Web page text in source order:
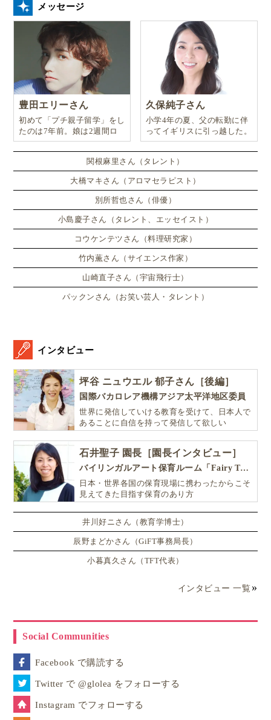
メッセージ
豊田エリーさん
初めて「プチ親子留学」をし
たのは7年前。娘は2週間ロ
ンドンのサマースクールに通
い、英語劇に挑戦したり、
久保純子さん
小学4年の夏、父の転勤に伴
ってイギリスに引っ越した。
関根麻里さん（タレント）
大橋マキさん（アロマセラピスト）
別所哲也さん（俳優）
小島慶子さん（タレント、エッセイスト）
コウケンテツさん（料理研究家）
竹内薫さん（サイエンス作家）
山崎直子さん（宇宙飛行士）
パックンさん（お笑い芸人・タレント）
インタビュー
坪谷 ニュウエル 郁子さん［後編］
国際バカロレア機構アジア太平洋地区委員
世界に発信していける教育を受けて、日本人で
あることに自信を持って発信して欲しい
石井聖子 園長［園長インタビュー］
バイリンガルアート保育ルーム「Fairy Tale（フェアリーテイル）」
日本・世界各国の保育現場に携わったからこそ
見えてきた目指す保育のあり方
井川好ニさん（教育学博士）
辰野まどかさん（GiFT事務局長）
小暮真久さん（TFT代表）
インタビュー 一覧
Social Communities
Facebook で購読する
Twitter で @glolea をフォローする
Instagram でフォローする